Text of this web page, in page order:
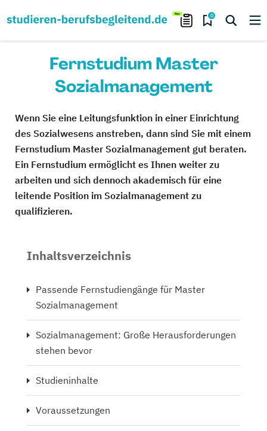
0
Fernstudium Master
Sozialmanagement
Wenn Sie eine Leitungsfunktion in einer Einrichtung
des Sozialwesens anstreben, dann sind Sie mit einem
Fernstudium Master Sozialmanagement gut beraten.
Ein Fernstudium ermöglicht es Ihnen weiter zu
arbeiten und sich dennoch akademisch für eine
leitende Position im Sozialmanagement zu
qualifizieren.
Inhaltsverzeichnis
Passende Fernstudiengänge für Master
Sozialmanagement
Sozialmanagement: Große Herausforderungen
stehen bevor
Studieninhalte
Voraussetzungen